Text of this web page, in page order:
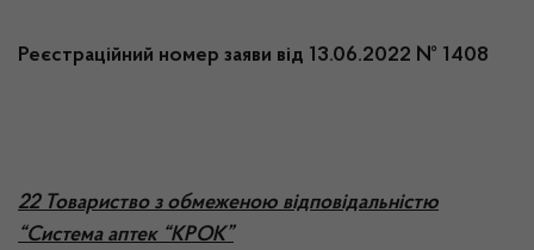
Реєстраційний номер заяви від 13.06.2022 № 1408
22 Товариство з обмеженою відповідальністю
“Система аптек “КРОК”